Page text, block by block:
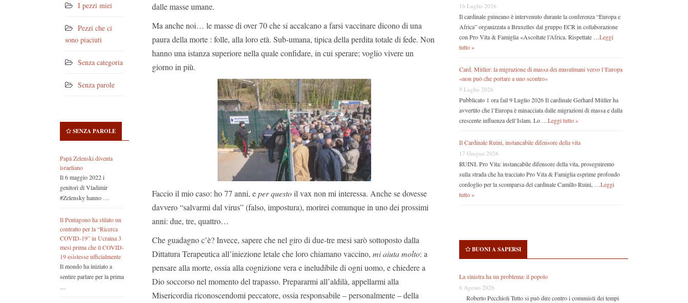
I pezzi miei
Pezzi che ci
sono piaciuti
Senza categoria
Senza parole
SENZA PAROLE
Papà Zelenski diventa
israeliano
Il 6 maggio 2022 i
genitori di Vladimir
#Zelensky hanno …
Il Pentagono ha stilato un
contratto per la “Ricerca
COVID-19” in Ucraina 3
mesi prima che il COVID-
19 esistesse ufficialmente
Il mondo ha iniziato a
sentire parlare per la prima
…
dalle masse umane.
Ma anche noi… le masse di over 70 che si accalcano a farsi vaccinare dicono di una
paura della morte : folle, alla loro età. Sub-umana, tipica della perdita totale di fede. Non
hanno una istanza superiore nella quale confidare, in cui sperare; voglio vivere un
giorno in più.
Faccio il mio caso: ho 77 anni, eper questoil vax non mi interessa. Anche se dovesse
davvero “salvarmi dal virus” (falso, impostura), morirei comunque in uno dei prossimi
anni: due, tre, quattro…
Che guadagno c’è? Invece, sapere che nel giro di due-tre mesi sarò sottoposto dalla
Dittatura Terapeutica all’iniezione letale che loro chiamano vaccino, mi aiuta molto: a
pensare alla morte, ossia alla cognizione vera e ineludibile di ogni uomo, e chiedere a
Dio soccorso nel momento del trapasso. Prepararmi all’aldilà, appellarmi alla
Misericordia riconoscendomi peccatore, ossia responsabile – personalmente – della
16 Luglio 2026
Il cardinale guineano è intervenuto durante la conferenza “Europa e
Africa” organizzata a Bruxelles dal gruppo ECR in collaborazione
con Pro Vita & Famiglia «Ascoltate l’Africa. Rispettate … Leggi
tutto »
Card. Müller: la migrazione di massa dei musulmani verso l’Europa
«non può che portare a uno scontro»
9 Luglio 2026
Pubblicato 1 ora fail 9 Luglio 2026 Il cardinale Gerhard Müller ha
avvertito che l’Europa è minacciata dalle migrazioni di massa e dalla
crescente influenza dell’Islam. Lo … Leggi tutto »
Il Cardinale Ruini, instancabile difensore della vita
17 Giugno 2026
RUINI. Pro Vita: instancabile difensore della vita, proseguiremo
sulla strada che ha tracciato Pro Vita & Famiglia esprime profondo
cordoglio per la scomparsa del cardinale Camillo Ruini, … Leggi
tutto »
BUONI A SAPERSI
La sinistra ha un problema: il popolo
6 Agosto 2026
Roberto Pecchioli Tutto si può dire contro i comunisti dei tempi